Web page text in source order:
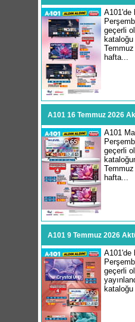
A101'de
geçerli
kataloğu
hafta...
A101 16 Temmuz 2026
A101
geçerli
hafta...
A101 9 Temmuz 2026
A101'de
geçerli
kataloğu